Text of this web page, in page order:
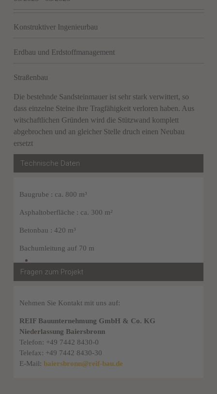
Konstruktiver Ingenieurbau
Erdbau und Erdstoffmanagement
Straßenbau
Die bestehnde Sandsteinmauer ist sehr stark verwittert, so
dass einzelne Steine ihre Tragfähigkeit verloren haben. Aus
witschaftlichen Gründen wird die Stützwand komplett
abgebrochen und an gleicher Stelle druch einen Neubau
ersetzt
Technische Daten
Baugrube : ca. 800 m³
Asphaltoberfläche : ca. 300 m²
Betonbau : 420 m³
Bachumleitung auf 70 m
Fragen zum Projekt
Nehmen Sie Kontakt mit uns auf:
REIF Bauunternehmung GmbH & Co. KG
Niederlassung Baiersbronn
Telefon: +49 7442 8430-0
Telefax: +49 7442 8430-30
E-Mail: baiersbronn@reif-bau.de